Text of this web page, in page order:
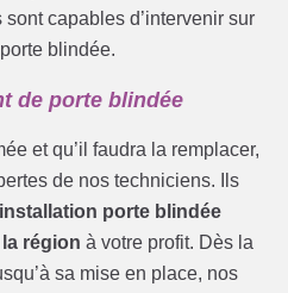
capables d’intervenir sur
blindée.
de porte blindée
et qu’il faudra la remplacer,
de nos techniciens. Ils
installation porte blindée
région à votre profit. Dès la
sa mise en place, nos